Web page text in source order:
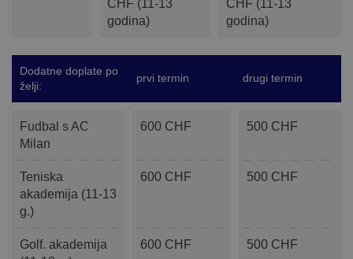
CHF (11-13
godina)
CHF (11-13
godina)
Dodatne doplate po
želji:
prvi termin drugi termin
Fudbal s AC
Milan
600 CHF 500 CHF
Teniska
akademija (11-13
g.)
600 CHF 500 CHF
Golf. akademija
600 CHF 500 CHF